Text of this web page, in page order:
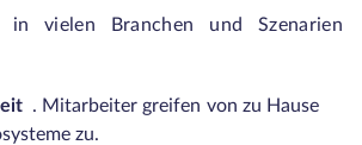
in vielen Branchen und Szenarien
. Mitarbeiter greifen von zu Hause
zu.